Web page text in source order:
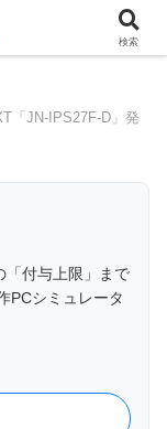
と身近に』
「JN-IPS27F-D」発
「付与上限」まで
PCシミュレータ
検索